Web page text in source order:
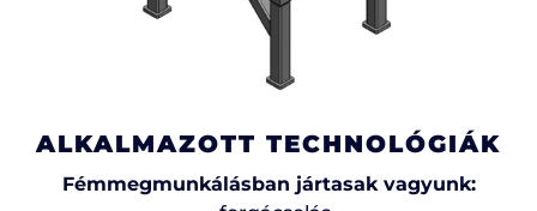
ALKALMAZOTT TECHNOLÓGIÁK
Fémmegmunkálásban jártasak vagyunk: